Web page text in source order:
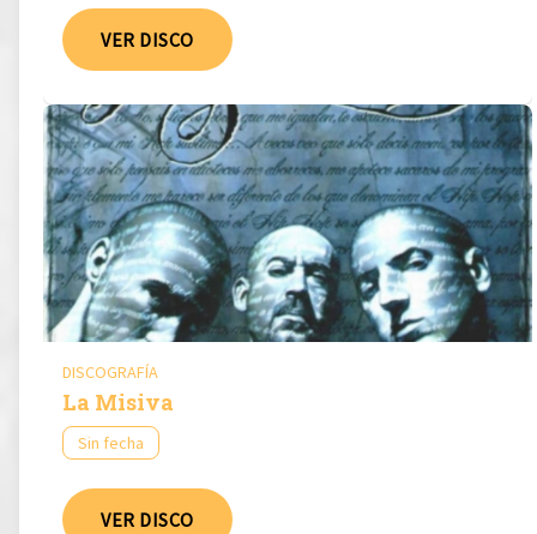
VER DISCO
DISCOGRAFÍA
La Misiva
Sin fecha
VER DISCO